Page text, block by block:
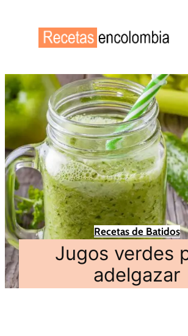
Recetas de Batidos
Jugos verdes
adelgazar